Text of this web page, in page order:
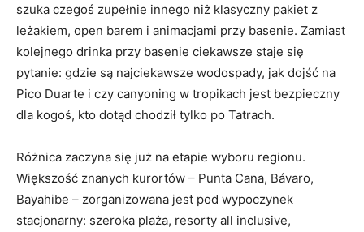
szuka czegoś zupełnie innego niż klasyczny pakiet z
leżakiem, open barem i animacjami przy basenie. Zamiast
kolejnego drinka przy basenie ciekawsze staje się
pytanie: gdzie są najciekawsze wodospady, jak dojść na
Pico Duarte i czy canyoning w tropikach jest bezpieczny
dla kogoś, kto dotąd chodził tylko po Tatrach.
Różnica zaczyna się już na etapie wyboru regionu.
Większość znanych kurortów – Punta Cana, Bávaro,
Bayahibe – zorganizowana jest pod wypoczynek
stacjonarny: szeroka plaża, resorty all inclusive,